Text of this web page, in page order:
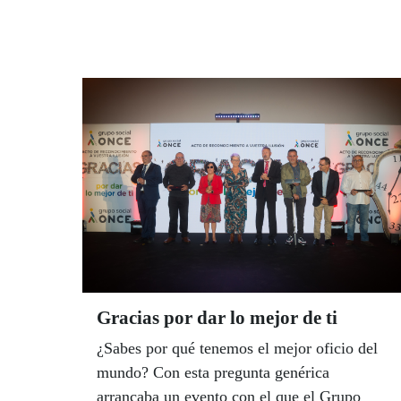
Flota, Eugenio Díaz del Río, destaco que la
ONCE y la Armada comparten valores como
la capacidad de superación, el esfuerzo, el
compromiso y la voluntad de vencer.
Gracias por dar lo mejor de ti
¿Sabes por qué tenemos el mejor oficio del
mundo? Con esta pregunta genérica
arrancaba un evento con el que el Grupo